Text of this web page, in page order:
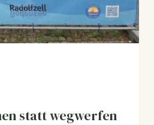
statt wegwerfen